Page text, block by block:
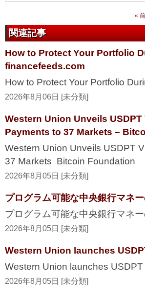
«
関連記事
How to Protect Your Portfolio
financefeeds.com
How to Protect Your Portfolio
2026年8月06日 [未分類]
Western Union Unveils
Payments to 37 Markets –
Western Union Unveils USDPT
37 Markets Bitcoin Foundation
2026年8月05日 [未分類]
プログラム可能な中央銀行マネ
プログラム可能な中央銀行マネ
2026年8月05日 [未分類]
Western Union launches
Western Union launches
2026年8月05日 [未分類]